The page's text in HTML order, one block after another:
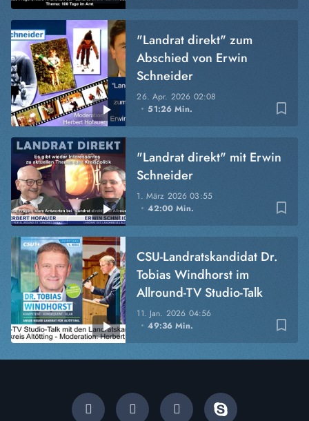
bookmark_border
26. Apr. 2026 02:08
51:26 Min.
"Landrat direkt" zum
Abschied von Erwin
Schneider
bookmark_border
1. März 202603:55
42:00 Min.
"Landrat direkt" mit Erwin
Schneider
bookmark_border
11. Jan. 2026 04:56
49:36 Min.
CSU-Landratskandidat Dr.
Tobias Windhorst im
Allround-TV Studio-Talk